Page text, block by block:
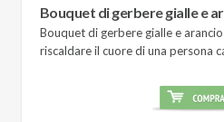
Bouquet di gerbere gialle e
Bouquet di gerbere gialle e
riscaldare il cuore di una persona